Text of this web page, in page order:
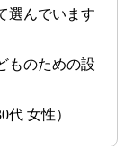
選んでいます
ものための設
代 女性）